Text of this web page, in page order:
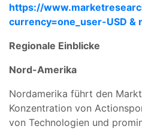
https://
currency=one_user-USD &
Regionale Einblicke
Nord-Amerika
Nordamerika führt den
Konzentration von
von Technologien und